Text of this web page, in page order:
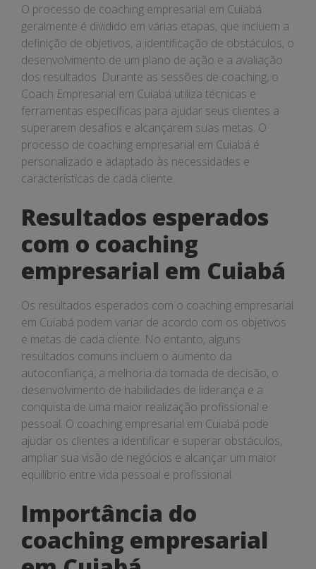
O processo de coaching empresarial em Cuiabá
geralmente é dividido em várias etapas, que incluem a
definição de objetivos, a identificação de obstáculos, o
desenvolvimento de um plano de ação e a avaliação
dos resultados. Durante as sessões de coaching, o
Coach Empresarial em Cuiabá utiliza técnicas e
ferramentas específicas para ajudar seus clientes a
superarem desafios e alcançarem suas metas. O
processo de coaching empresarial em Cuiabá é
personalizado e adaptado às necessidades e
características de cada cliente.
Resultados esperados
com o coaching
empresarial em Cuiabá
Os resultados esperados com o coaching empresarial
em Cuiabá podem variar de acordo com os objetivos
e metas de cada cliente. No entanto, alguns
resultados comuns incluem o aumento da
autoconfiança, a melhoria da tomada de decisão, o
desenvolvimento de habilidades de liderança e a
conquista de uma maior realização profissional e
pessoal. O coaching empresarial em Cuiabá pode
ajudar os clientes a identificar e superar obstáculos,
ampliar sua visão de negócios e alcançar um maior
equilíbrio entre vida pessoal e profissional.
Importância do
coaching empresarial